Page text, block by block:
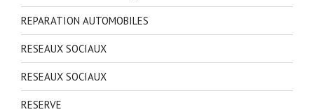
REPARATION AUTOMOBILES
RESEAUX SOCIAUX
RESEAUX SOCIAUX
RESERVE